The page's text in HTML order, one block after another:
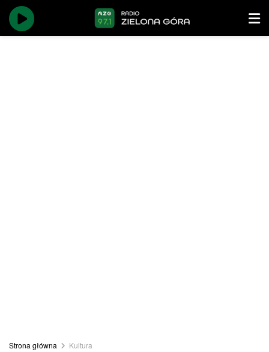
Strona główna Kultura